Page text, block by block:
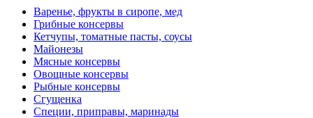
Варенье, фрукты в сиропе, мед
Грибные консервы
Кетчупы, томатные пасты, соусы
Майонезы
Мясные консервы
Овощные консервы
Рыбные консервы
Сгущенка
Специи, приправы, маринады